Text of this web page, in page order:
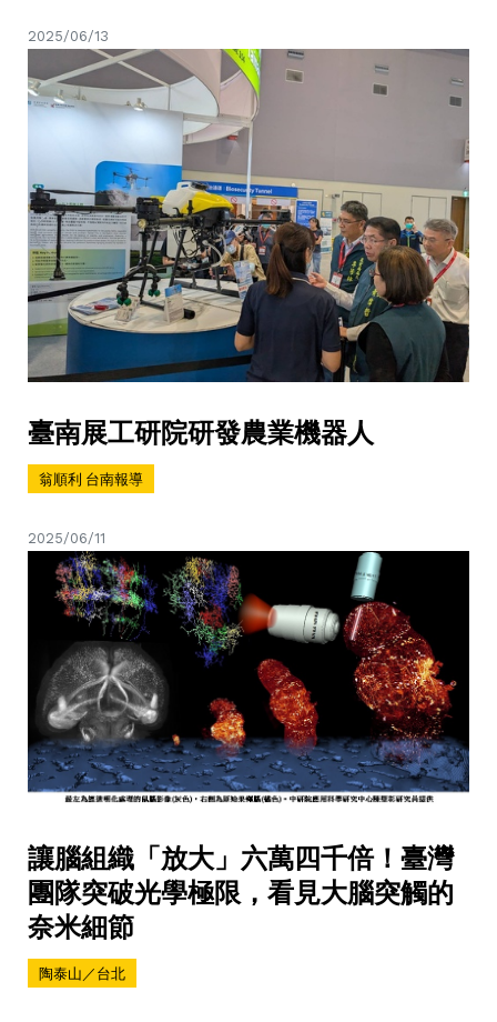
2025/06/13
臺南展工研院研發農業機器人
翁順利 台南報導
2025/06/11
讓腦組織「放大」六萬四千倍！臺灣
團隊突破光學極限，看見大腦突觸的
奈米細節
陶泰山／台北